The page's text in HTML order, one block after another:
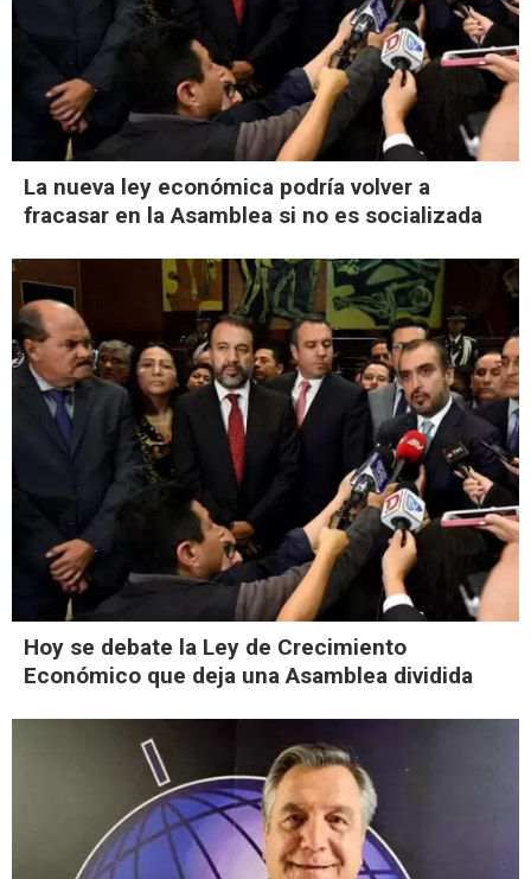
La nueva ley económica podría volver a
fracasar en la Asamblea si no es socializada
Hoy se debate la Ley de Crecimiento
Económico que deja una Asamblea dividida